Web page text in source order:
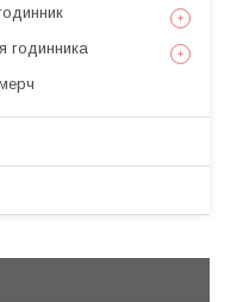
годинника